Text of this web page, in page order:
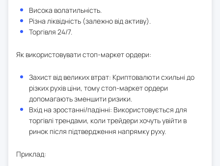
Висока волатильність.
Різна ліквідність (залежно від активу).
Торгівля 24/7.
Як використовувати стоп-маркет ордери:
Захист від великих втрат: Криптовалюти схильні до
різких рухів ціни, тому стоп-маркет ордери
допомагають зменшити ризики.
Вхід на зростанні/падінні: Використовується для
торгівлі трендами, коли трейдери хочуть увійти в
ринок після підтвердження напрямку руху.
Приклад: